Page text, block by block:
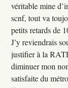
véritable mine
scnf, tout va
petits retards de
J’y reviendrais
justifier à la
diminuer mon
satisfaite du